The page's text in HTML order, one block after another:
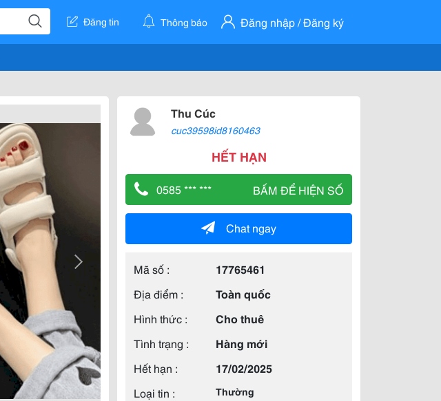
Đăng tin Thông báo Đăng nhập / Đăng ký
Thu Cúc
cuc39598id8160463
HẾT HẠN
0585 *** *** BẤM ĐỂ HIỆN SỐ
Chat ngay
Mã số :
17765461
Địa điểm :
Toàn quốc
Hình thức :
Cho thuê
Tình trạng :
Hàng mới
Hết hạn :
17/02/2025
Loại tin :
Thường